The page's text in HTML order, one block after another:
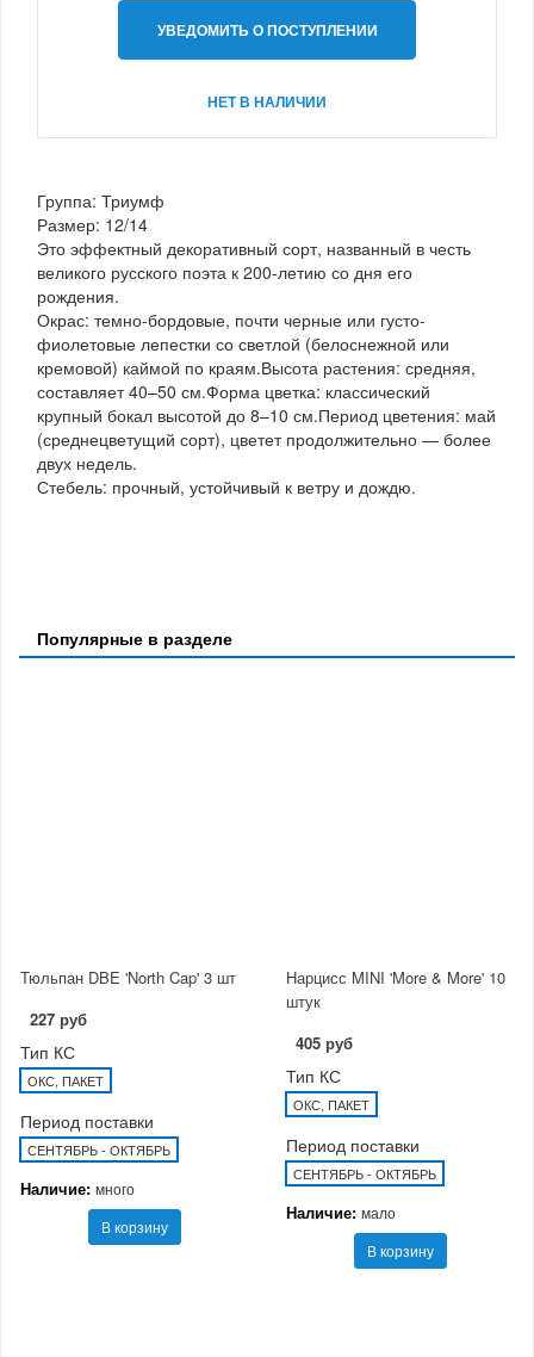
УВЕДОМИТЬ О ПОСТУПЛЕНИИ
НЕТ В НАЛИЧИИ
Группа: Триумф
Размер: 12/14
Это эффектный декоративный сорт, названный в честь
великого русского поэта к 200-летию со дня его
рождения.
Окрас: темно-бордовые, почти черные или густо-
фиолетовые лепестки со светлой (белоснежной или
кремовой) каймой по краям.Высота растения: средняя,
составляет 40–50 см.Форма цветка: классический
крупный бокал высотой до 8–10 см.Период цветения: май
(среднецветущий сорт), цветет продолжительно — более
двух недель.
Стебель: прочный, устойчивый к ветру и дождю.
Популярные в разделе
Тюльпан DBE 'North Cap' 3 шт
227 руб
Тип КС
ОКС, ПАКЕТ
Период поставки
СЕНТЯБРЬ - ОКТЯБРЬ
Наличие: много
В корзину
Нарцисс MINI 'More & More' 10
штук
405 руб
Тип КС
ОКС, ПАКЕТ
Период поставки
СЕНТЯБРЬ - ОКТЯБРЬ
Наличие: мало
В корзину